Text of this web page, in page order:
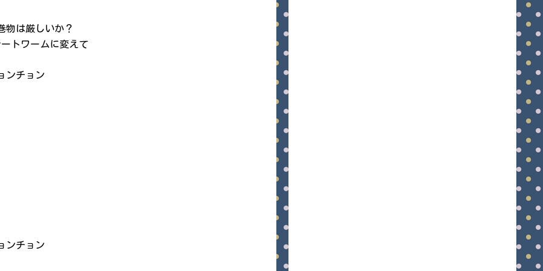
物は厳しいか？
トワームに変えて
ンチョン
ンチョン